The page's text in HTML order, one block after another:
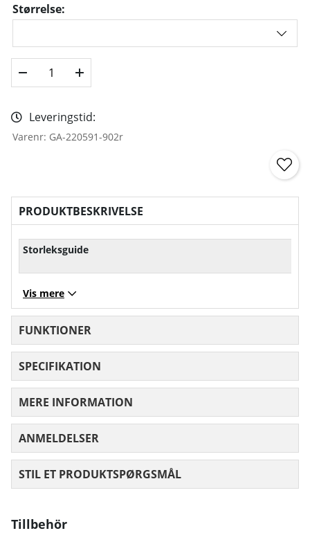
Størrelse:
Leveringstid:
Varenr: GA-220591-902r
PRODUKTBESKRIVELSE
Storleksguide
Vis mere
FUNKTIONER
SPECIFIKATION
MERE INFORMATION
ANMELDELSER
STIL ET PRODUKTSPØRGSMÅL
Tillbehör